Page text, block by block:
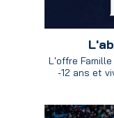
L'offre
-12 ans et